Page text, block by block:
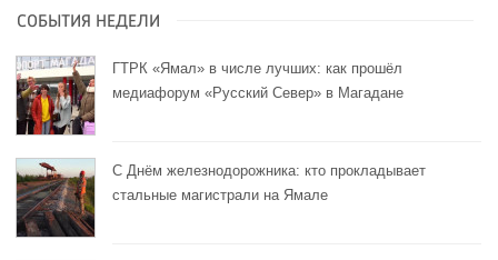
СОБЫТИЯ НЕДЕЛИ
ГТРК «Ямал» в числе лучших: как прошёл
медиафорум «Русский Север» в Магадане
С Днём железнодорожника: кто прокладывает
стальные магистрали на Ямале